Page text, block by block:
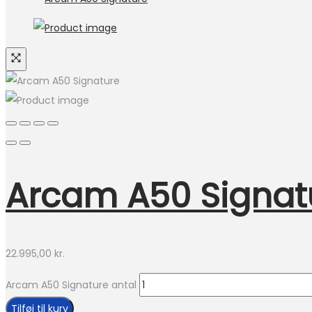
Arcam A50
22.995,00 kr.
Arcam A50 Signature antal
Tilføj til kurv